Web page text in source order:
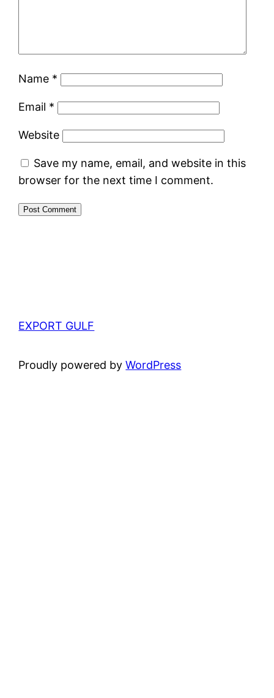
Name *
Email *
Website
Save my name, email, and website in this
browser for the next time I comment.
EXPORT GULF
Proudly powered byWordPress